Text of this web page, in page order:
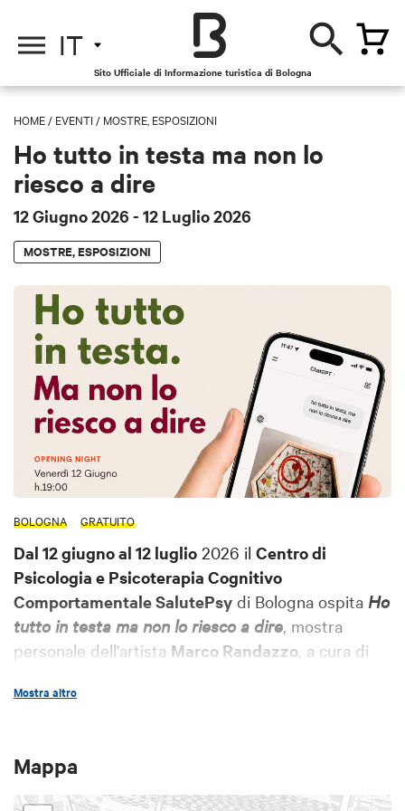
IT
Sito Ufficiale di Informazione turistica di Bologna
HOME / EVENTI / MOSTRE, ESPOSIZIONI
Ho tutto in testa ma non lo
riesco a dire
12 Giugno 2026 - 12 Luglio 2026
MOSTRE, ESPOSIZIONI
BOLOGNA GRATUITO
Dal 12 giugno al 12 luglio 2026 il Centro di
Psicologia e Psicoterapia Cognitivo
Comportamentale SalutePsy di Bologna ospita Ho
tutto in testa ma non lo riesco a dire, mostra
personale dell'artista Marco Randazzo, a cura di
Guest Art Project – Out of the White Cube
tra intelligenza artificiale, linguaggio ed esperienza
emotiva, partendo da una domanda semplice e
universale: cosa accade quando non riusciamo a
Mostra altro
Mappa